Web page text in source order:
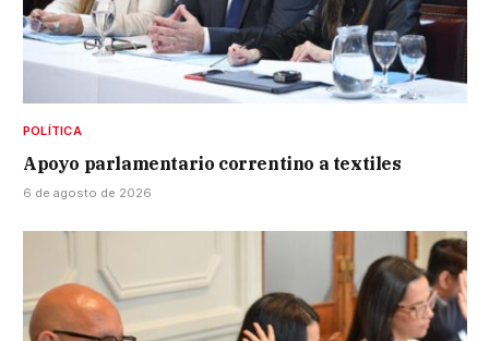
POLÍTICA
Apoyo parlamentario correntino a textiles
6 de agosto de 2026